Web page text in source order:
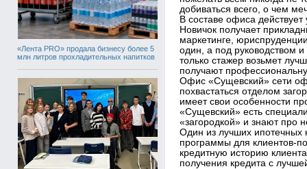
«Лента PRO» продала бизнесу более 5
млн литров прохладительных напитков
добиваться всего, о чем
В составе офиса
Новичок получает
маркетинге,
один, а под руководством и
только стажер возьмет
получают
Офис «Сущевский» сети
похвастаться отделом
имеет свои особенности
«Сущевский» есть
«загородкой» и знают про
Один из лучших ипотечных
программы для клиентов-
кредитную историю
получения кредита с